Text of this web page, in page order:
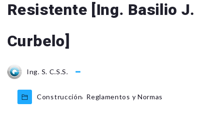
Resistente [Ing. Basilio J.
Curbelo]
Ing. S. C.S.S.
Construcción, Reglamentos y Normas